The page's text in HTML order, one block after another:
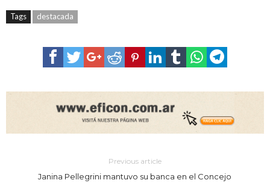
Tags destacada
Previous article
Janina Pellegrini mantuvo su banca en el Concejo